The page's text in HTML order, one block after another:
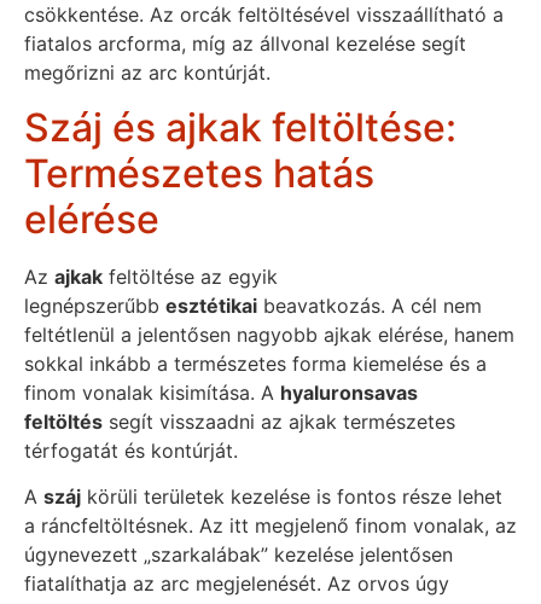
csökkentése. Az orcák feltöltésével visszaállítható a
fiatalos arcforma, míg az állvonal kezelése segít
megőrizni az arc kontúrját.
Száj és ajkak feltöltése:
Természetes hatás
elérése
Az ajkak feltöltése az egyik
legnépszerűbb esztétikai beavatkozás. A cél nem
feltétlenül a jelentősen nagyobb ajkak elérése, hanem
sokkal inkább a természetes forma kiemelése és a
finom vonalak kisimítása. A hyaluronsavas
feltöltés segít visszaadni az ajkak természetes
térfogatát és kontúrját.
A száj körüli területek kezelése is fontos része lehet
a ráncfeltöltésnek. Az itt megjelenő finom vonalak, az
úgynevezett „szarkalábak” kezelése jelentősen
fiatalíthatja az arc megjelenését. Az orvos úgy